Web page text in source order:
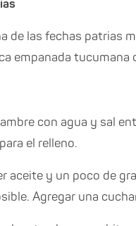
de las fechas patrias
empanada tucumana
con agua y sal
el relleno.
aceite y un poco de
Agregar una